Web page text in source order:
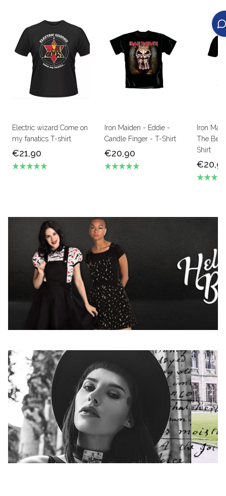
Electric wizard Come on
my fanatics T-shirt
€21,90
Iron Maiden - Eddie -
Candle Finger - T-Shirt
€20,90
Iron
The
Shirt